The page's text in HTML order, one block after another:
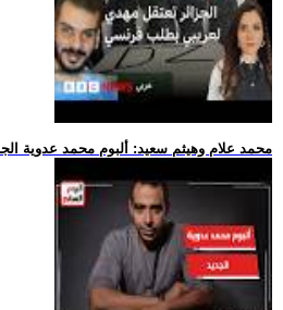
.. محمد علام وهيثم سعيد: ألبوم محمد عدوية